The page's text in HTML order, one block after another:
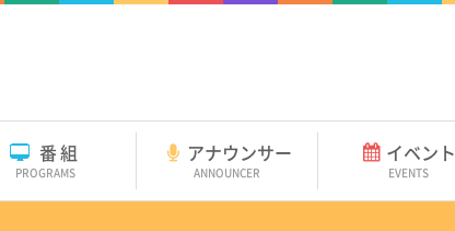
番組
PROGRAMS
アナウンサー
ANNOUNCER
イベント
EVENTS